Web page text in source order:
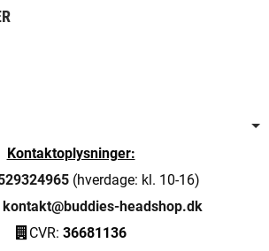
Kontaktoplysninger:
(hverdage: kl. 10-16)
kontakt@buddies-headshop.dk
CVR: 36681136